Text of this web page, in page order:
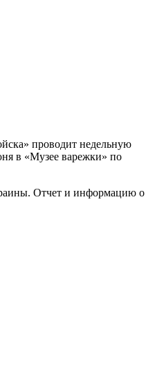
проводит недельную
в «Музее варежки» по
Отчет и информацию о